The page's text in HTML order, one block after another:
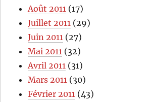
Août 2011 (17)
Juillet 2011 (29)
Juin 2011 (27)
Mai 2011 (32)
Avril 2011 (31)
Mars 2011 (30)
Février 2011 (43)